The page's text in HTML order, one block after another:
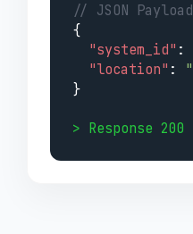
// JSON
{
"system_id" :
"location" :
}
> Response